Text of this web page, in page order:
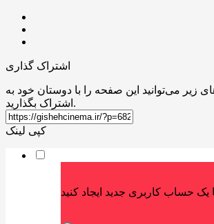
اشتراک گذاری
زیر می‌توانید این صفحه را با دوستان خود به
اشتراک بگذارید.
کپی لینک